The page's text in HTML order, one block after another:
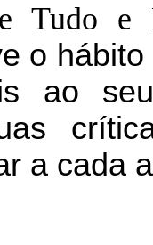
Tudo e
o
ao
a cada